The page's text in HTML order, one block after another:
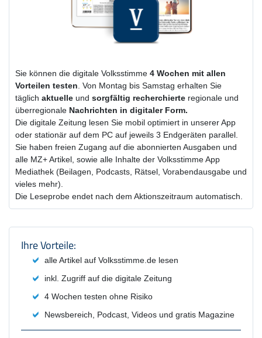
Sie können die digitale Volksstimme 4 Wochen mit allen
Vorteilen testen . Von Montag bis Samstag erhalten Sie
täglich aktuelle und sorgfältig recherchierte regionale und
überregionale Nachrichten in digitaler Form.
Die digitale Zeitung lesen Sie mobil optimiert in unserer App
oder stationär auf dem PC auf jeweils 3 Endgeräten parallel.
Sie haben freien Zugang auf die abonnierten Ausgaben und
alle MZ+ Artikel, sowie alle Inhalte der Volksstimme App
Mediathek (Beilagen, Podcasts, Rätsel, Vorabendausgabe und
vieles mehr).
Die Leseprobe endet nach dem Aktionszeitraum automatisch.
Produktzusammenfassung und
Ihre Vorteile:
alle Artikel auf Volksstimme.de lesen
inkl. Zugriff auf die digitale Zeitung
4 Wochen testen ohne Risiko
Newsbereich, Podcast, Videos und gratis Magazine